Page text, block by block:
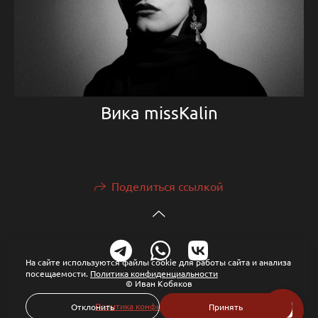
Вика missKalin
Поделиться ссылкой
© Иван Кобяков
Политика конфиденциальности
На сайте используются файлы cookie для работы сайта и анализа
посещаемости. Политика конфиденциальности
Отклонить Принять